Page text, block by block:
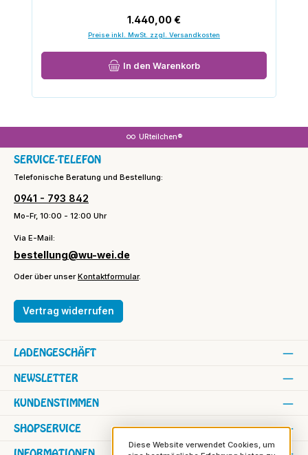
Regulärer Preis:
1.440,00 €
Preise inkl. MwSt. zzgl. Versandkosten
In den Warenkorb
URteilchen®
SERVICE-TELEFON
Telefonische Beratung und Bestellung:
0941 - 793 842
Mo-Fr, 10:00 - 12:00 Uhr
Via E-Mail:
bestellung@wu-wei.de
Oder über unserKontaktformular.
Vertrag widerrufen
SHOPSERVICE
NEWSLETTER
KUNDENSTIMMEN
LADENGESCHÄFT
Diese Website verwendet Cookies, um